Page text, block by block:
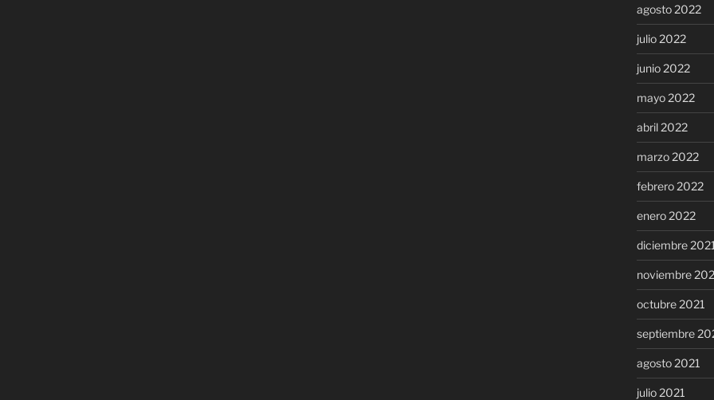
agosto 2022
julio 2022
junio 2022
mayo 2022
abril 2022
marzo 2022
febrero 2022
enero 2022
diciembre
noviembre
octubre 2021
septiembre
agosto 2021
julio 2021